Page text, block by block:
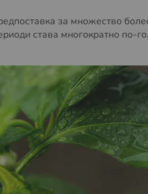
за множество
става многократно по-